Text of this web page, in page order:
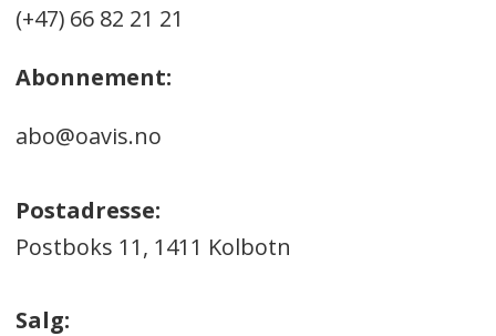
(+47) 66 82 21 21
Abonnement:
abo@oavis.no
Postadresse:
Postboks 11, 1411 Kolbotn
Salg: